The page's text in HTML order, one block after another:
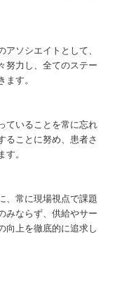
ソシエイトとして、
努力し、全てのステー
す。
ていることを常に忘れ
ることに努め、患者さ
。
、常に現場視点で課題
みならず、供給やサー
向上を徹底的に追求し